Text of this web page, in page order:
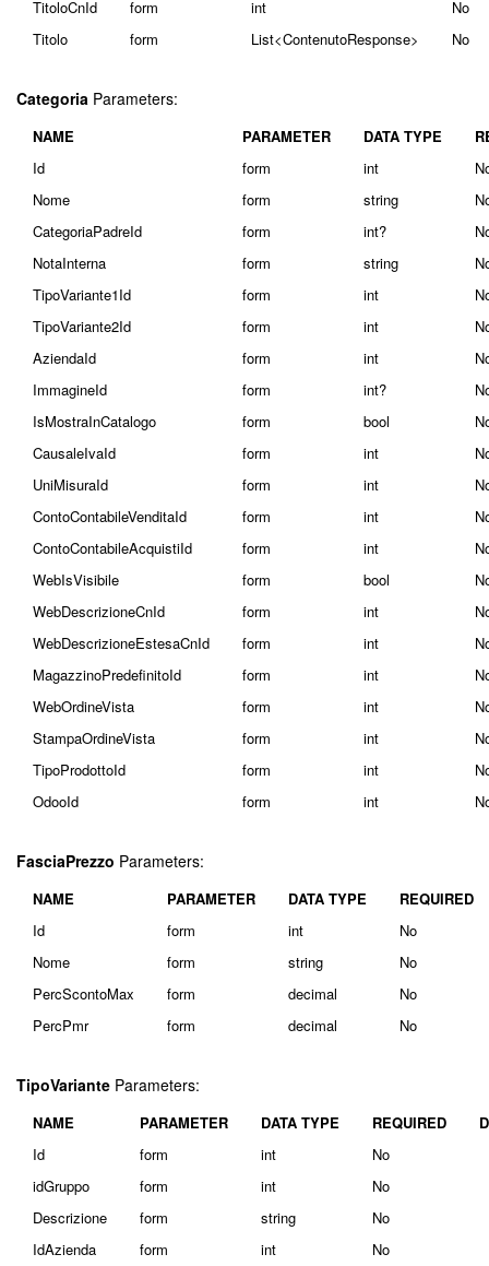
TitoloCnId
form int
No
Titolo
form List<ContenutoResponse> No
Categoria Parameters:
NAME PARAMETER DATA TYPE
Id
form int
Nome
form string
CategoriaPadreId
form int?
NotaInterna
form string
TipoVariante1Id
form int
TipoVariante2Id
form int
AziendaId
form int
ImmagineId
form int?
IsMostraInCatalogo
form bool
CausaleIvaId
form int
UniMisuraId
form int
ContoContabileVenditaId
form int
ContoContabileAcquistiId
form int
WebIsVisibile
form bool
WebDescrizioneCnId
form int
WebDescrizioneEstesaCnId
form int
MagazzinoPredefinitoId
form int
WebOrdineVista
form int
StampaOrdineVista
form int
TipoProdottoId
form int
OdooId
form int
FasciaPrezzo Parameters:
NAME PARAMETER DATA TYPE
REQUIRED
Id
form int
No
Nome
form string
No
PercScontoMax
form decimal
No
PercPmr
form decimal No
TipoVariante Parameters:
NAME PARAMETER DATA TYPE REQUIRED
Id
form int
No
idGruppo
form int
No
Descrizione
form string
No
IdAzienda
form int No